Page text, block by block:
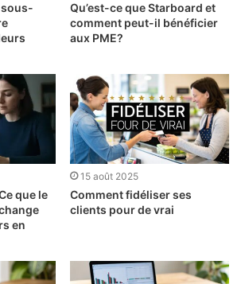
sous-
Qu’est-ce que Starboard et
comment peut-il bénéficier
aux PME?
que le
en
15 août 2025
Comment fidéliser ses
clients pour de vrai